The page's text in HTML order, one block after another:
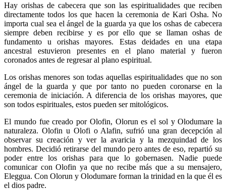
Hay orishas de cabecera que son las espiritualidades que reciben
directamente todos los que hacen la ceremonia de Kari Osha. No
importa cual sea el ángel de la guarda ya que los oshas de cabecera
siempre deben recibirse y es por ello que se llaman oshas de
fundamento u orishas mayores. Estas deidades en una etapa
ancestral estuvieron presentes en el plano material y fueron
coronados antes de regresar al plano espiritual.
Los orishas menores son todas aquellas espiritualidades que no son
ángel de la guarda y que por tanto no pueden coronarse en la
ceremonia de iniciación. A diferencia de los orishas mayores, que
son todos espirituales, estos pueden ser mitológicos.
El mundo fue creado por Olofin, Olorun es el sol y Olodumare la
naturaleza. Olofin u Olofi o Alafin, sufrió una gran decepción al
observar su creación y ver la avaricia y la mezquindad de los
hombres. Decidió retirarse del mundo pero antes de eso, repartió su
poder entre los orishas para que lo gobernasen. Nadie puede
comunicar con Olofin ya que no recibe más que a su mensajero,
Eleggua. Con Olorun y Olodumare forman la trinidad en la que él es
el dios padre.